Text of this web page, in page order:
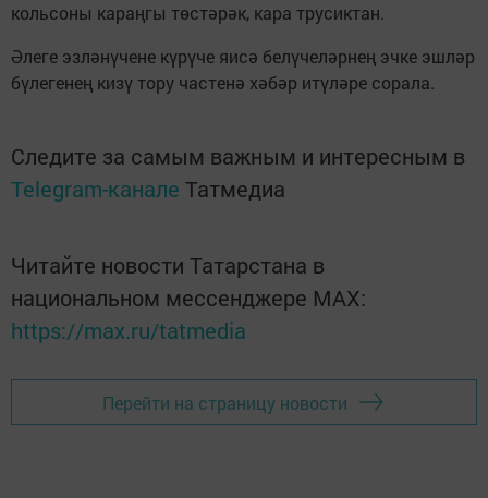
кольсоны караңгы төстәрәк, кара трусиктан.
Әлеге эзләнүчене күрүче яисә белүчеләрнең эчке эшләр
бүлегенең кизү тору частенә хәбәр итүләре сорала.
Следите за самым важным и интересным в
Telegram-канале Татмедиа
Читайте новости Татарстана в
национальном мессенджере MАХ:
https://max.ru/tatmedia
Перейти на страницу новости